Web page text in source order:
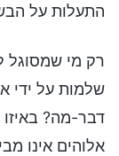
התעלות על
רק מי שמסוגל
שלמות על ידי
דבר-מה?
אלוהים אינו